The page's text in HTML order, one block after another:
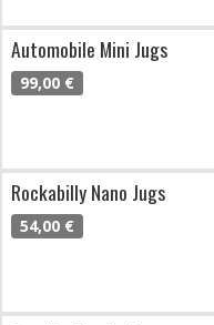
Automobile Mini Jugs
99,00 €
Rockabilly Nano Jugs
54,00 €